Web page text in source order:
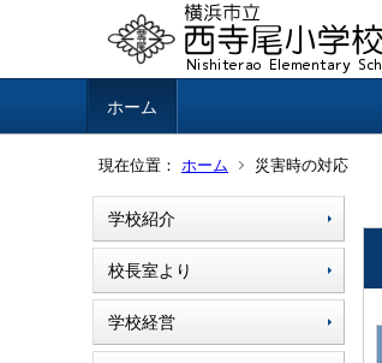
ホーム
現在位置： ホーム 災害時の対応
学校紹介
校長室より
学校経営